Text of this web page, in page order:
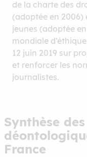
de la charte des
(adoptée en 2006)
jeunes (adoptée
mondiale
12 juin 2019 sur
et renforcer les
journalistes.
Synthèse
France